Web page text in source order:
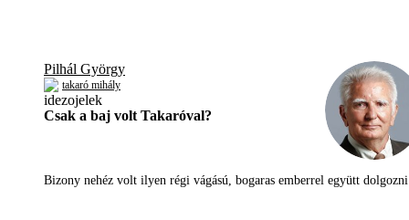
Pilhál György
takaró mihály
Csak a baj volt Takaróval?
Bizony nehéz volt ilyen régi vágású, bogaras emberrel együtt